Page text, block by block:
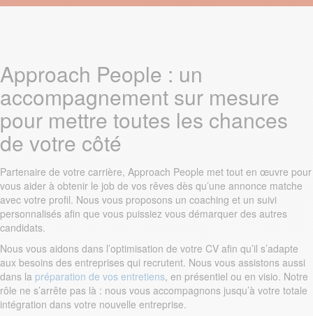
Approach People : un
accompagnement sur mesure
pour mettre toutes les chances
de votre côté
Partenaire de votre carrière, Approach People met tout en œuvre pour
vous aider à obtenir le job de vos rêves dès qu’une annonce matche
avec votre profil. Nous vous proposons un coaching et un suivi
personnalisés afin que vous puissiez vous démarquer des autres
candidats.
Nous vous aidons dans l’optimisation de votre CV afin qu’il s’adapte
aux besoins des entreprises qui recrutent. Nous vous assistons aussi
dans la préparation de vos entretiens, en présentiel ou en visio. Notre
rôle ne s’arrête pas là : nous vous accompagnons jusqu’à votre totale
intégration dans votre nouvelle entreprise.